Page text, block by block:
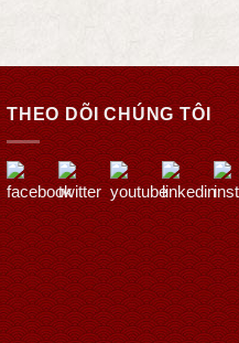
THEO DÕI CHÚNG TÔI